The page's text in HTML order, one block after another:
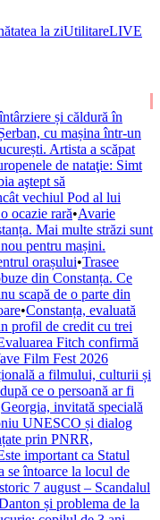
la ziUtilitareLIVE
și căldură în
cu mașina într-un
Artista a scăpat
de nataţie: Simt
aştept să
vechiul Pod al lui
ocazie rară•Avarie
Mai multe străzi sunt
pentru mașini.
orașului•Trasee
din Constanța. Ce
scapă de o parte din
•Constanța, evaluată
profil de credit cu trei
Fitch confirmă
Film Fest 2026
a filmului, culturii și
ce o persoană ar fi
Georgia, invitată specială
UNESCO și dialog
prin PNRR,
important ca Statul
se întoarce la locul de
7 august – Scandalul
și problema de la